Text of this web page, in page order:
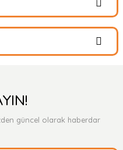
siz yapın!
sorulmamış.
güncel olarak haberdar